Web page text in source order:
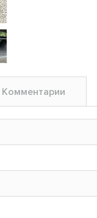
Комментарии